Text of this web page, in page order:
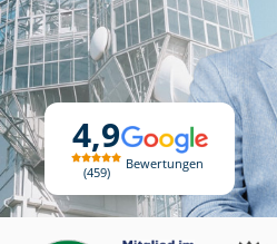
4,9
459
Bewertungen